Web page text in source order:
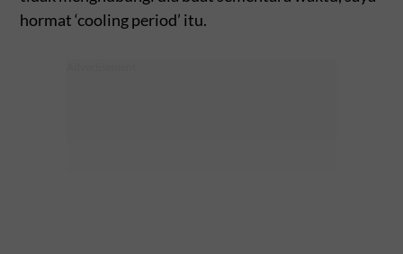
hormat ‘cooling period’ itu.